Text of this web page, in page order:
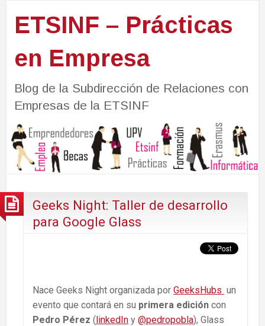
ETSINF – Prácticas
en Empresa
Blog de la Subdirección de Relaciones con
Empresas de la ETSINF
Geeks Night: Taller de desarrollo
para Google Glass
Nace Geeks Night organizada por GeeksHubs un
evento que contará en su primera edición con
Pedro Pérez (linkedIn y @pedropobla), Glass